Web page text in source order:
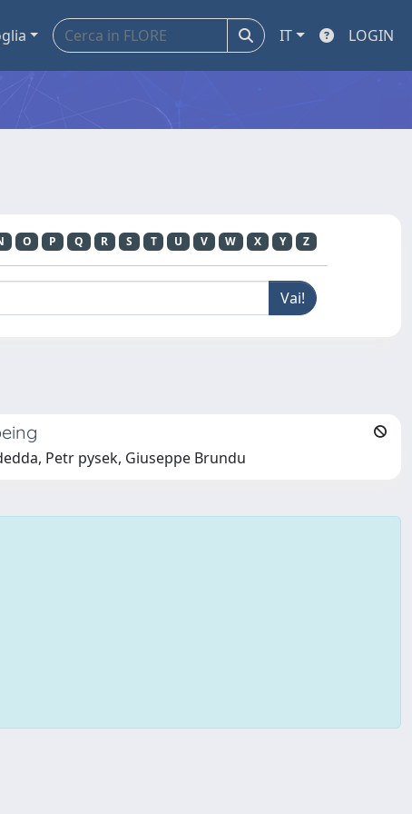
IT LOGIN
O P Q R S T U V W X Y Z
Petr pysek, Giuseppe Brundu